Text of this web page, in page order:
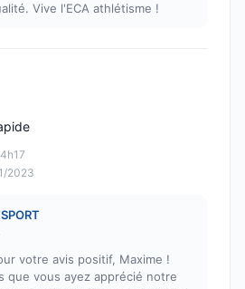
Vive l'ECA athlétisme !
2023
votre avis positif, Maxime !
que vous ayez apprécié notre